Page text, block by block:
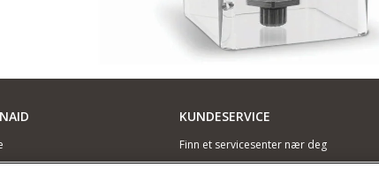
KUNDESERVICE
Finn et servicesenter nær deg